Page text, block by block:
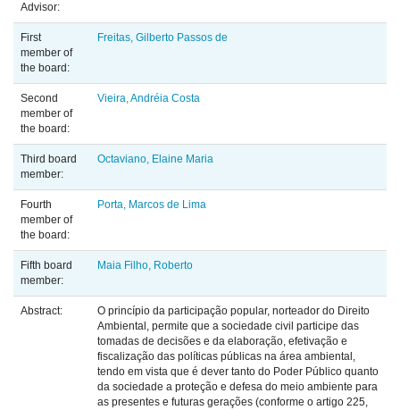
Advisor:
First
member of
the board:
Freitas, Gilberto Passos de
Second
member of
the board:
Vieira, Andréia Costa
Third board
member:
Octaviano, Elaine Maria
Fourth
member of
the board:
Porta, Marcos de Lima
Fifth board
member:
Maia Filho, Roberto
Abstract:
O princípio da participação popular, norteador do Direito
Ambiental, permite que a sociedade civil participe das
tomadas de decisões e da elaboração, efetivação e
fiscalização das políticas públicas na área ambiental,
tendo em vista que é dever tanto do Poder Público quanto
da sociedade a proteção e defesa do meio ambiente para
as presentes e futuras gerações (conforme o artigo 225,